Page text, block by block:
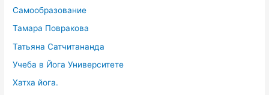
Самообразование
Тамара Повракова
Татьяна Сатчитананда
Учеба в Йога Университете
Хатха йога.